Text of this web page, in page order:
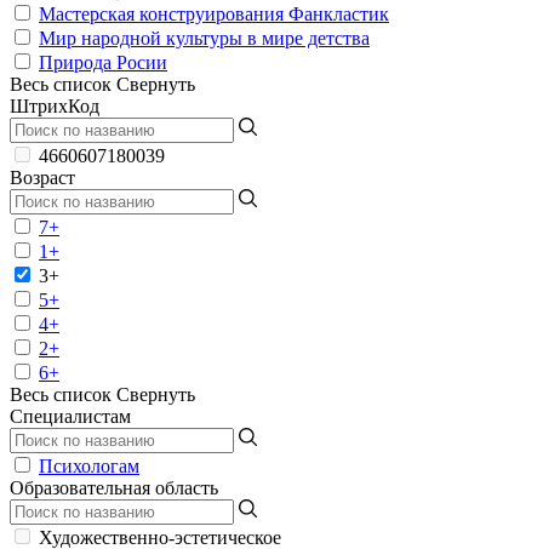
Мастерская конструирования Фанкластик
Мир народной культуры в мире детства
Природа Росии
Весь список Свернуть
ШтрихКод
4660607180039
Возраст
7+
1+
3+
5+
4+
2+
6+
Весь список Свернуть
Специалистам
Психологам
Образовательная область
Художественно-эстетическое